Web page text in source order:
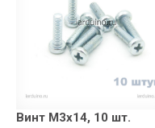
Винт М3х14, 10 шт.